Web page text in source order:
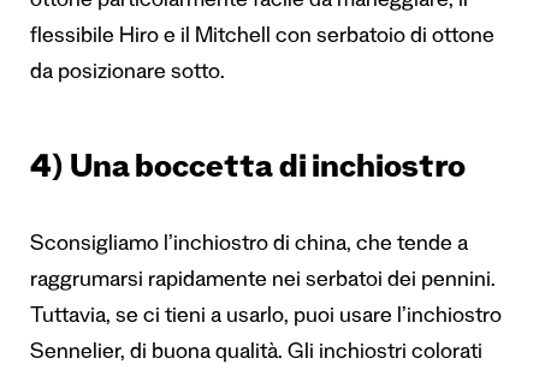
flessibile Hiro e il Mitchell con serbatoio di ottone
da posizionare sotto.
4) Una boccetta di inchiostro
Sconsigliamo l’inchiostro di china, che tende a
raggrumarsi rapidamente nei serbatoi dei pennini.
Tuttavia, se ci tieni a usarlo, puoi usare l’inchiostro
Sennelier, di buona qualità. Gli inchiostri colorati